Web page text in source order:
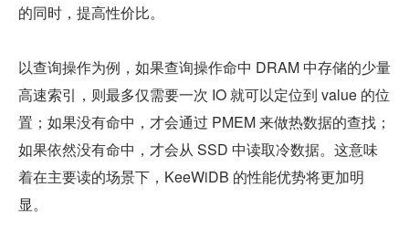
的同时，提高性价比。
以查询操作为例，如果查询操作命中 DRAM 中存储的少量
高速索引，则最多仅需要一次 IO 就可以定位到 value 的位
置；如果没有命中，才会通过 PMEM 来做热数据的查找；
如果依然没有命中，才会从 SSD 中读取冷数据。这意味
着在主要读的场景下，KeeWiDB 的性能优势将更加明
显。